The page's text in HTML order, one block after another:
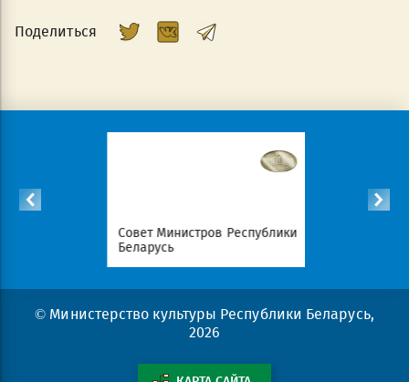
Поделиться
Совет Министров Республики
Беларусь
© Министерство культуры Республики Беларусь,
2026